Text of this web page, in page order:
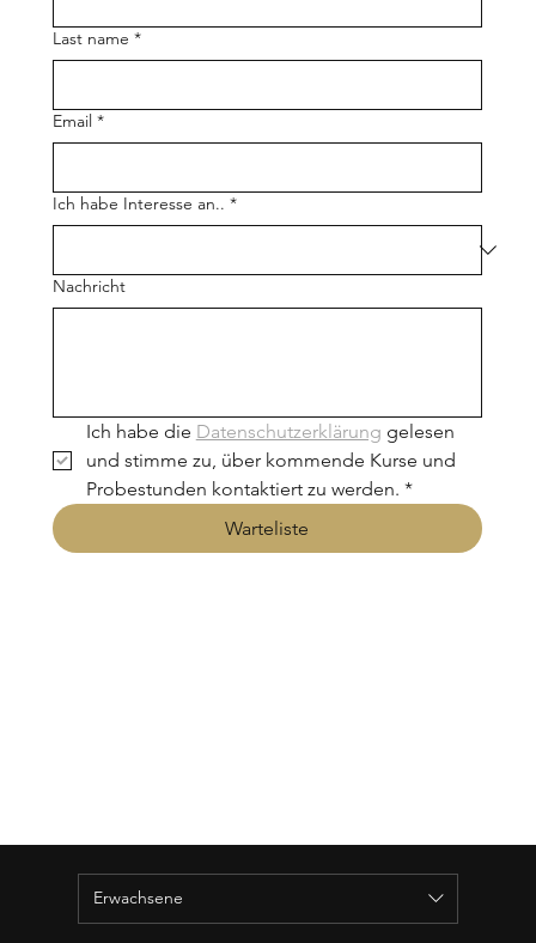
Last name *
Email *
Ich habe Interesse an.. *
Nachricht
Ich habe die Datenschutzerklärung gelesen
und stimme zu, über kommende Kurse und
Probestunden kontaktiert zu werden. *
Warteliste
Erwachsene